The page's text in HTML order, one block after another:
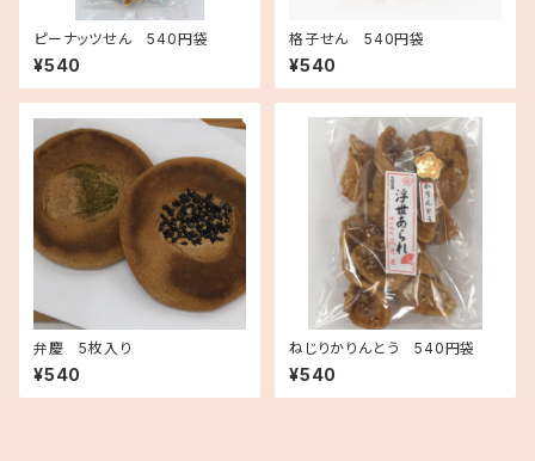
ピーナッツせん 540円袋
¥540
格子せん 540円袋
¥540
弁慶 5枚入り
¥540
ねじりかりんとう 540円袋
¥540